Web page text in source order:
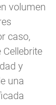
volumen
caso,
y
una